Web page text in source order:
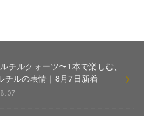
チルクォーツ〜1本で楽しむ、
チルの表情｜8月7日新着